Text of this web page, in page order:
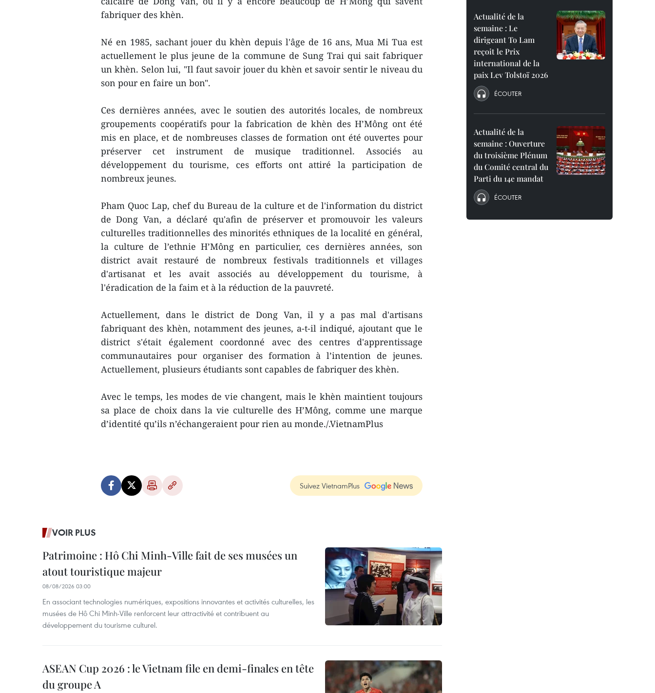
fabriquer des khèn.
Né en 1985, sachant jouer du khèn depuis l'âge de 16 ans, Mua Mi Tua est
actuellement le plus jeune de la commune de Sung Trai qui sait fabriquer
un khèn. Selon lui, "Il faut savoir jouer du khèn et savoir sentir le niveau du
son pour en faire un bon".
Ces dernières années, avec le soutien des autorités locales, de nombreux
groupements coopératifs pour la fabrication de khèn des H’Mông ont été
mis en place, et de nombreuses classes de formation ont été ouvertes pour
préserver cet instrument de musique traditionnel. Associés au
développement du tourisme, ces efforts ont attiré la participation de
nombreux jeunes.
Pham Quoc Lap, chef du Bureau de la culture et de l'information du district
de Dong Van, a déclaré qu'afin de préserver et promouvoir les valeurs
culturelles traditionnelles des minorités ethniques de la localité en général,
la culture de l’ethnie H’Mông en particulier, ces dernières années, son
district avait restauré de nombreux festivals traditionnels et villages
d'artisanat et les avait associés au développement du tourisme, à
l'éradication de la faim et à la réduction de la pauvreté.
Actuellement, dans le district de Dong Van, il y a pas mal d'artisans
fabriquant des khèn, notamment des jeunes, a-t-il indiqué, ajoutant que le
district s'était également coordonné avec des centres d'apprentissage
communautaires pour organiser des formation à l’intention de jeunes.
Actuellement, plusieurs étudiants sont capables de fabriquer des khèn.
Avec le temps, les modes de vie changent, mais le khèn maintient toujours
sa place de choix dans la vie culturelle des H’Mông, comme une marque
d’identité qu’ils n’échangeraient pour rien au monde./.VietnamPlus
Suivez VietnamPlus
VOIR PLUS
Patrimoine : Hô Chi Minh-Ville fait de ses musées un
atout touristique majeur
08/08/2026 03:00
En associant technologies numériques, expositions innovantes et activités culturelles, les
musées de Hô Chi Minh-Ville renforcent leur attractivité et contribuent au
développement du tourisme culturel.
ASEAN Cup 2026 : le Vietnam file en demi-finales en tête
du groupe A
Actualité de la
semaine : Le
dirigeant To Lam
reçoit le Prix
international de la
paix Lev Tolstoï 2026
ÉCOUTER
Actualité de la
semaine : Ouverture
du troisième Plénum
du Comité central du
Parti du 14e mandat
ÉCOUTER